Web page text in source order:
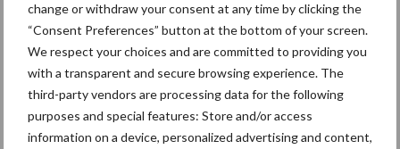
change or withdraw your consent at any time by clicking the
“Consent Preferences” button at the bottom of your screen.
We respect your choices and are committed to providing you
with a transparent and secure browsing experience. The
third-party vendors are processing data for the following
purposes and special features: Store and/or access
information on a device, personalized advertising and content,
Primaire
Sidebar
Recent nieuws Partner nieuws
30 dec
Hervorming flexibele
arbeidscontracten kent mitsen en
maren